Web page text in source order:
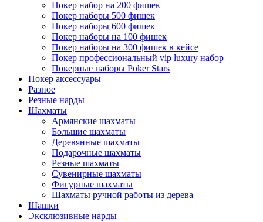
Покер набор на 200 фишек
Покер наборы 500 фишек
Покер наборы 600 фишек
Покер наборы на 100 фишек
Покер наборы на 300 фишек в кейсе
Покер профессиональный vip luxury набор
Покерные наборы Poker Stars
Покер аксессуары
Разное
Резные нарды
Шахматы
Армянские шахматы
Большие шахматы
Деревянные шахматы
Подарочные шахматы
Резные шахматы
Сувенирные шахматы
Фигурные шахматы
Шахматы ручной работы из дерева
Шашки
Эксклюзивные нарды